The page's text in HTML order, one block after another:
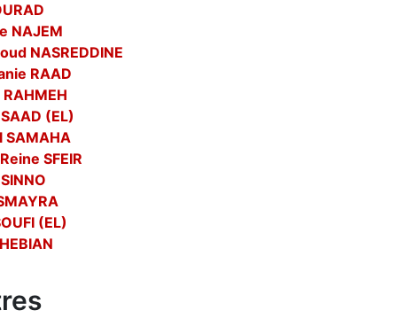
NAJEM
NASREDDINE
RAAD
(EL)
SAMAHA
SFEIR
(EL)